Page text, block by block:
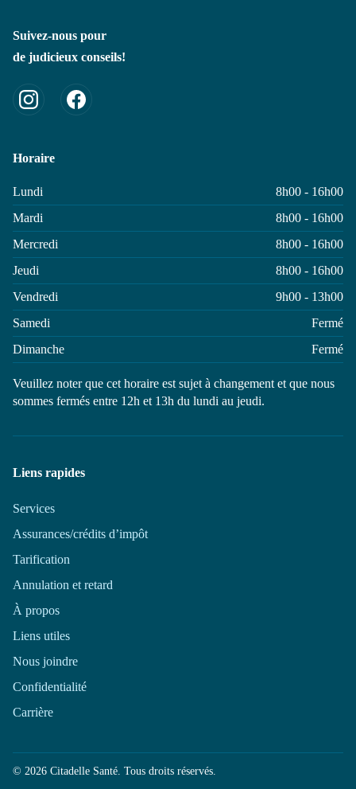
Suivez-nous pour
de judicieux conseils!
Liens rapides
Services
Assurances/crédits d’impôt
Tarification
Annulation et retard
À propos
Liens utiles
Nous joindre
Confidentialité
Carrière
Horaire
Lundi
8h00 - 16h00
Mardi
8h00 - 16h00
Mercredi
8h00 - 16h00
Jeudi
8h00 - 16h00
Vendredi
9h00 - 13h00
Samedi
Fermé
Dimanche
Fermé
Veuillez noter que cet horaire est sujet à changement et que nous
sommes fermés entre 12h et 13h du lundi au jeudi.
© 2026 Citadelle Santé. Tous droits réservés.